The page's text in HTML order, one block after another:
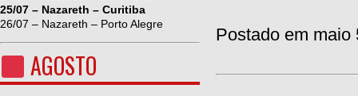
25/07 – Nazareth – Curitiba
26/07 – Nazareth – Porto Alegre
AGOSTO
Postado em maio